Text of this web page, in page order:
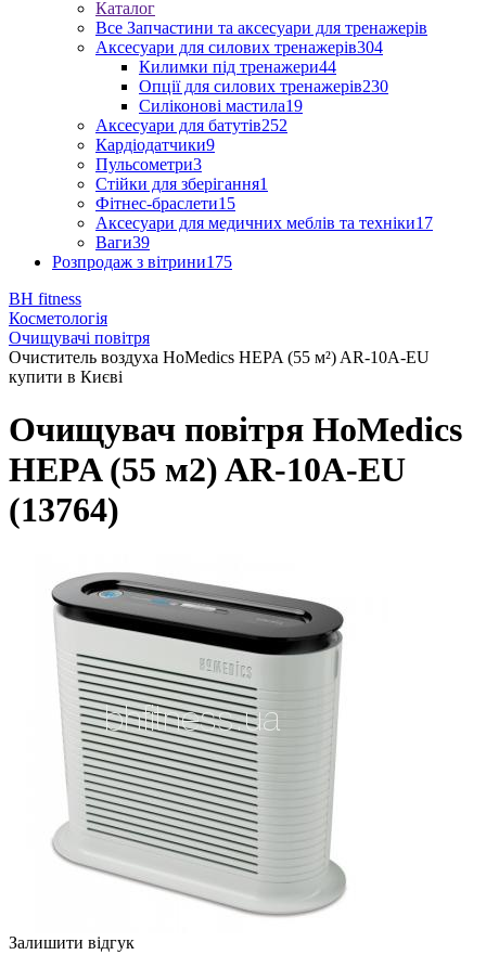
Каталог
Все Запчастини та аксесуари для тренажерів
Аксесуари для силових тренажерів304
Килимки під тренажери44
Опції для силових тренажерів230
Силіконові мастила19
Аксесуари для батутів252
Кардіодатчики9
Пульсометри3
Стійки для зберігання1
Фітнес-браслети15
Аксесуари для медичних меблів та техніки17
Ваги39
Розпродаж з вітрини175
BH fitness
Косметологія
Очищувачі повітря
Очиститель воздуха HoMedics HEPA (55 м²) AR-10A-EU
купити в Києві
Очищувач повітря HoMedics
HEPA (55 м2) AR-10A-EU
(13764)
Залишити відгук